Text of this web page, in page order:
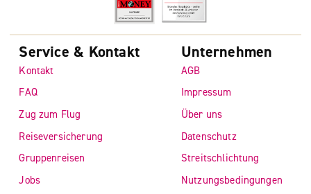
Service & Kontakt
Kontakt
FAQ
Zug zum Flug
Reiseversicherung
Gruppenreisen
Jobs
Unternehmen
AGB
Impressum
Über uns
Datenschutz
Streitschlichtung
Nutzungsbedingungen